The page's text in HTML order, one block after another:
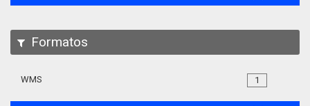
Formatos
1
WMS